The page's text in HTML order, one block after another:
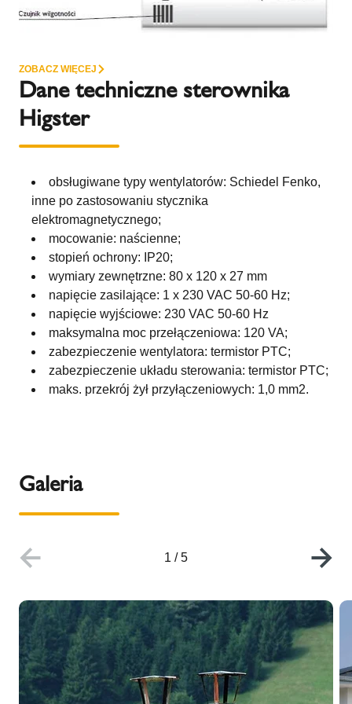
ZOBACZ WIĘCEJ
Dane techniczne sterownika
Higster
obsługiwane typy wentylatorów: Schiedel Fenko,
inne po zastosowaniu stycznika
elektromagnetycznego;
mocowanie: naścienne;
stopień ochrony: IP20;
wymiary zewnętrzne: 80 x 120 x 27 mm
napięcie zasilające: 1 x 230 VAC 50-60 Hz;
napięcie wyjściowe: 230 VAC 50-60 Hz
maksymalna moc przełączeniowa: 120 VA;
zabezpieczenie wentylatora: termistor PTC;
zabezpieczenie układu sterowania: termistor PTC;
maks. przekrój żył przyłączeniowych: 1,0 mm2.
Galeria
1 /5